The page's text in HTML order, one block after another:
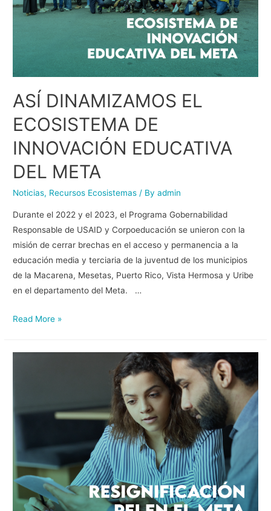
ASÍ DINAMIZAMOS EL
ECOSISTEMA DE
INNOVACIÓN EDUCATIVA
DEL META
Noticias, Recursos Ecosistemas / Byadmin
Durante el 2022 y el 2023, el Programa Gobernabilidad
Responsable de USAID y Corpoeducación se unieron con la
misión de cerrar brechas en el acceso y permanencia a la
educación media y terciaria de la juventud de los municipios
de la Macarena, Mesetas, Puerto Rico, Vista Hermosa y Uribe
en el departamento del Meta. …
Read More »